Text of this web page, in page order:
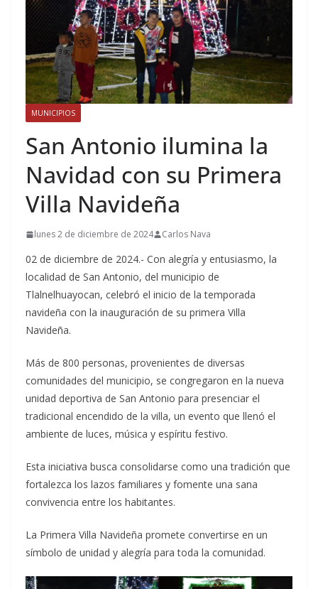
MUNICIPIOS
San Antonio ilumina la
Navidad con su Primera
Villa Navideña
lunes 2 de diciembre de 2024 Carlos Nava
02 de diciembre de 2024.- Con alegría y entusiasmo, la
localidad de San Antonio, del municipio de
Tlalnelhuayocan, celebró el inicio de la temporada
navideña con la inauguración de su primera Villa
Navideña.
Más de 800 personas, provenientes de diversas
comunidades del municipio, se congregaron en la nueva
unidad deportiva de San Antonio para presenciar el
tradicional encendido de la villa, un evento que llenó el
ambiente de luces, música y espíritu festivo.
Esta iniciativa busca consolidarse como una tradición que
fortalezca los lazos familiares y fomente una sana
convivencia entre los habitantes.
La Primera Villa Navideña promete convertirse en un
símbolo de unidad y alegría para toda la comunidad.